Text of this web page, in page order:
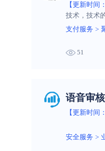
【更新时间
技术，技术
支付服务 >
51
语音审核
【更新时间
安全服务 >